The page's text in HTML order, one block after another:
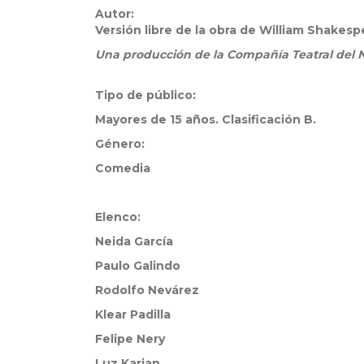
Autor:
Versión libre de la obra de William
Una producción de la Compañía Teatral del
Tipo de público:
Mayores de 15 años. Clasificación B.
Género:
Comedia
Elenco:
Neida García
Paulo Galindo
Rodolfo Nevárez
Klear Padilla
Felipe Nery